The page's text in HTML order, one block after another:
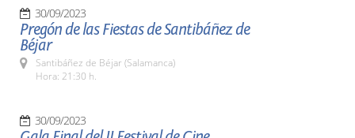
30/09/2023
Pregón de las Fiestas de Santibáñez de
Béjar
Santibáñez de Béjar (Salamanca)
Hora: 21:30 h.
30/09/2023